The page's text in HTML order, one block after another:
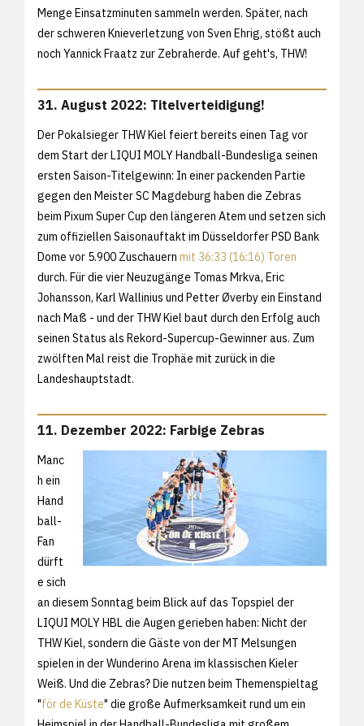
Menge Einsatzminuten sammeln werden. Später, nach
der schweren Knieverletzung von Sven Ehrig, stößt auch
noch Yannick Fraatz zur Zebraherde. Auf geht's, THW!
31. August 2022: Titelverteidigung!
Der Pokalsieger THW Kiel feiert bereits einen Tag vor
dem Start der LIQUI MOLY Handball-Bundesliga seinen
ersten Saison-Titelgewinn: In einer packenden Partie
gegen den Meister SC Magdeburg haben die Zebras
beim Pixum Super Cup den längeren Atem und setzen sich
zum offiziellen Saisonauftakt im Düsseldorfer PSD Bank
Dome vor 5.900 Zuschauern mit 36:33 (16:16) Toren
durch. Für die vier Neuzugänge Tomas Mrkva, Eric
Johansson, Karl Wallinius und Petter Øverby ein Einstand
nach Maß - und der THW Kiel baut durch den Erfolg auch
seinen Status als Rekord-Supercup-Gewinner aus. Zum
zwölften Mal reist die Trophäe mit zurück in die
Landeshauptstadt.
11. Dezember 2022: Farbige Zebras
Manc
h ein
Hand
ball-
Fan
dürft
e sich
an diesem Sonntag beim Blick auf das Topspiel der
LIQUI MOLY HBL die Augen gerieben haben: Nicht der
THW Kiel, sondern die Gäste von der MT Melsungen
spielen in der Wunderino Arena im klassischen Kieler
Weiß. Und die Zebras? Die nutzen beim Themenspieltag
"för de Küste" die große Aufmerksamkeit rund um ein